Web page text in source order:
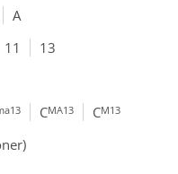
A
11 13
CMA13 CM13